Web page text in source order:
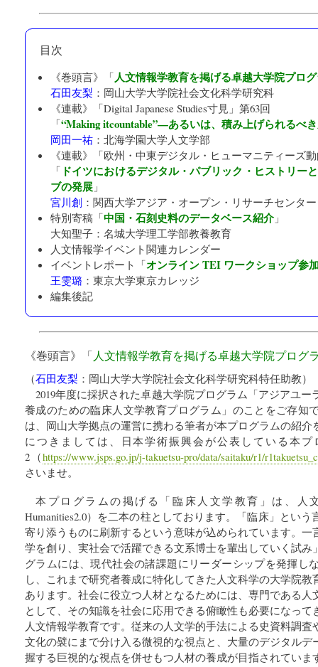
目次
《巻頭言》「人文情報学教育を掲げる卓越大学院プロ
石田友梨 ： 岡山大学大学院社会文化科学研究科
《連載》「Digital Japanese Studies寸見 」第63回
「“Making itcountable”—あるいは、積み上げられるべ
岡田一祐 ： 北海学園大学人文学部
《連載》「欧州・中東デジタル・ヒューマニティーズ
「 ドイツにおけるデジタル・パブリック・ヒストリー
ブの発展 」
宮川創 ： 関西大学アジア・オープン・リサーチセンタ
特別寄稿「中国・石刻史料のデータベース紹介 」
大知聖子： 名城大学理工学部教養教育
人文情報学イベント関連カレンダー
イベントレポート「オンライン TEI ワークショップ参
王雯璐 ： 東京大学東京カレッジ
編集後記
《巻頭言》「人文情報学教育を掲げる卓越大学院プログ
（石田友梨 ： 岡山大学大学院社会文化科学研究科特任助教）
2019年度に採択された卓越大学院プログラム「アジアユ
養成のための臨床人文学教育プログラム」のことをご存知
は、岡山大学拠点の運営に携わる筆者が本プログラムの紹
につきましては、日本学術振興会が公表している本
2（https://www.jsps.go.jp/j-takuetsu-pro/data/saitaku/r1/
さいませ。
本プログラムの掲げる「臨床人文学教育」は、人
Humanities2.0）を二本の柱としております。「臨床」とい
寄り添うものに刷新するという意味が込められています。一
学を創り、実社会で活躍できる文系博士を輩出していく試み
グラムには、現代社会の諸課題にリーダーシップを発揮し
し、これまで研究者養成に特化してきた人文科学の大学院
あります。社会に役立つ人材となるためには、専門である
として、その知識を社会に応用できる俯瞰性も必要になっ
人文情報学教育です。従来の人文学的手法による史資料調
文化の襞にまで分け入る微視的な視点と、大量のデジタルデ
握する巨視的な視点を併せもつ人材の養成が目指されていま